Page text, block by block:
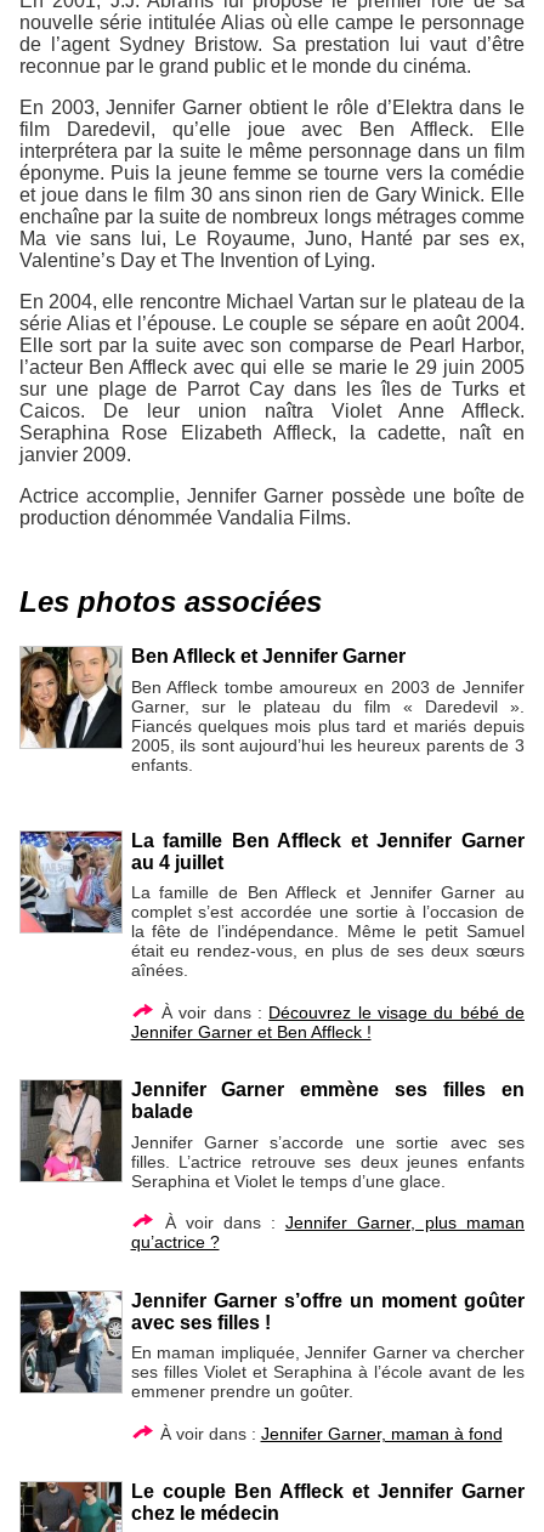
nouvelle série intitulée Alias où elle campe le personnage
de l’agent Sydney Bristow. Sa prestation lui vaut d’être
reconnue par le grand public et le monde du cinéma.
En 2003, Jennifer Garner obtient le rôle d’Elektra dans le
film Daredevil, qu’elle joue avec Ben Affleck. Elle
interprétera par la suite le même personnage dans un film
éponyme. Puis la jeune femme se tourne vers la comédie
et joue dans le film 30 ans sinon rien de Gary Winick. Elle
enchaîne par la suite de nombreux longs métrages comme
Ma vie sans lui, Le Royaume, Juno, Hanté par ses ex,
Valentine’s Day et The Invention of Lying.
En 2004, elle rencontre Michael Vartan sur le plateau de la
série Alias et l’épouse. Le couple se sépare en août 2004.
Elle sort par la suite avec son comparse de Pearl Harbor,
l’acteur Ben Affleck avec qui elle se marie le 29 juin 2005
sur une plage de Parrot Cay dans les îles de Turks et
Caicos. De leur union naîtra Violet Anne Affleck.
Seraphina Rose Elizabeth Affleck, la cadette, naît en
janvier 2009.
Actrice accomplie, Jennifer Garner possède une boîte de
production dénommée Vandalia Films.
Les photos associées
Ben Aflleck et Jennifer Garner
Ben Affleck tombe amoureux en 2003 de Jennifer
Garner, sur le plateau du film « Daredevil ».
Fiancés quelques mois plus tard et mariés depuis
2005, ils sont aujourd’hui les heureux parents de 3
enfants.
La famille Ben Affleck et Jennifer Garner
au 4 juillet
La famille de Ben Affleck et Jennifer Garner au
complet s’est accordée une sortie à l’occasion de
la fête de l’indépendance. Même le petit Samuel
était eu rendez-vous, en plus de ses deux sœurs
aînées.
À voir dans : Découvrez le visage du bébé de
Jennifer Garner et Ben Affleck !
Jennifer Garner emmène ses filles en
balade
Jennifer Garner s’accorde une sortie avec ses
filles. L’actrice retrouve ses deux jeunes enfants
Seraphina et Violet le temps d’une glace.
À voir dans : Jennifer Garner, plus maman
qu’actrice ?
Jennifer Garner s’offre un moment goûter
avec ses filles !
En maman impliquée, Jennifer Garner va chercher
ses filles Violet et Seraphina à l’école avant de les
emmener prendre un goûter.
À voir dans : Jennifer Garner, maman à fond
Le couple Ben Affleck et Jennifer Garner
chez le médecin